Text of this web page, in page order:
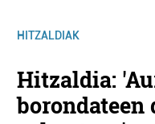
HITZALDIAK
Hitzaldia: